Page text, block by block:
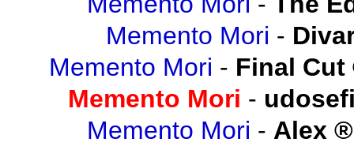
Memento Mori -
Memento Mori - Final Cut
Memento Mori -
Memento Mori - Alex